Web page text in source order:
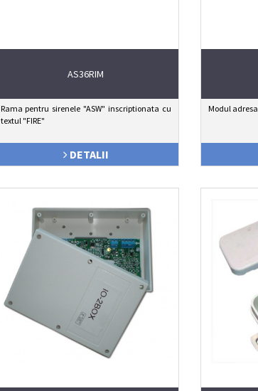
AS36RIM
Rama pentru sirenele "ASW" inscriptionata cu
textul "FIRE"
DETALII
Modul